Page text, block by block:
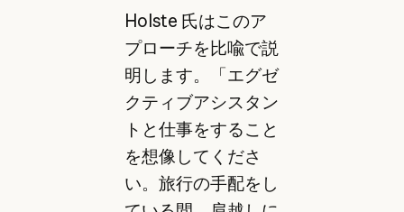
Holste 氏はこのア
プローチを比喩で説
明します。「エグゼ
クティブアシスタン
トと仕事をすること
を想像してくださ
い。旅行の手配をし